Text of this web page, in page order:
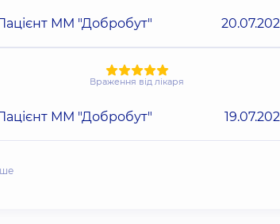
ММ "Добробут"
Враження від лікаря
ММ "Добробут"